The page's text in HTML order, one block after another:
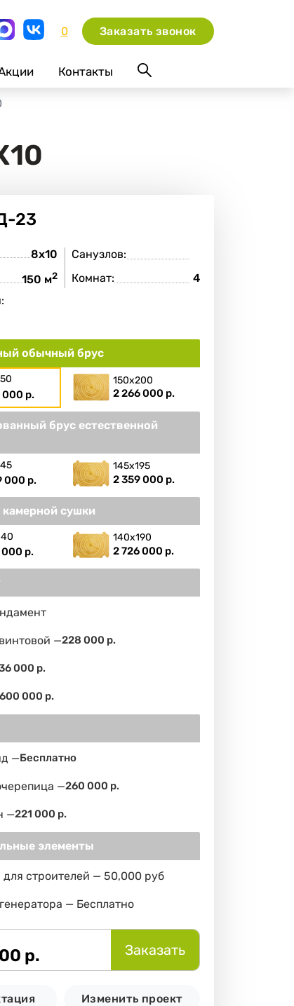
0 Заказать звонок
Контакты
23
8х10
150 м2
Санузлов:
Комнат:
4
обычный брус
000 р.
150х200
2 266 000 р.
брус естественной
000 р.
145х195
2 359 000 р.
камерной сушки
000 р.
140х190
2 726 000 р.
—228 000 р.
000 р.
600 000 р.
—Бесплатно
—260 000 р.
—221 000 р.
элементы
для строителей — 50,000 руб
— Бесплатно
р. Заказать
Изменить проект